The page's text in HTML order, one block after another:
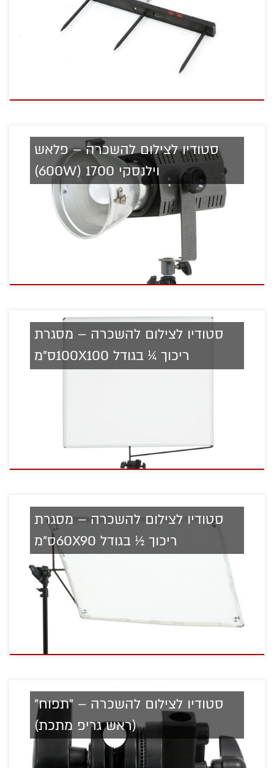
סטודיו לצילום להשכרה – פלאש
וילנסקי 1700 (600W)
סטודיו לצילום להשכרה – מסגרת
ריכוך ¼ בגודל 100X100ס"מ
סטודיו לצילום להשכרה – מסגרת
ריכוך ½ בגודל 60X90ס"מ
סטודיו לצילום להשכרה – "תפוח"
(ראש גריפ מתכת)